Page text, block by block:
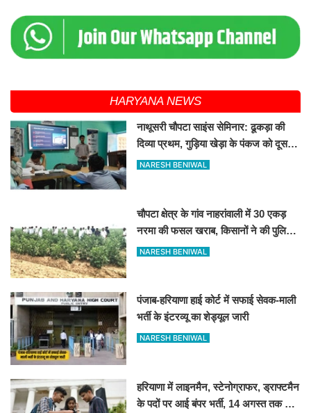
HARYANA NEWS
नाथूसरी चौपटा साइंस सेमिनार: ढूकड़ा की
दिव्या प्रथम, गुड़िया खेड़ा के पंकज को दूसरा
स्थान
NARESH BENIWAL
चौपटा क्षेत्र के गांव नाहरांवाली में 30 एकड़
नरमा की फसल खराब, किसानों ने की पुलिस
व कृषि विभाग से जांच की मांग
NARESH BENIWAL
पंजाब-हरियाणा हाई कोर्ट में सफाई सेवक-माली
भर्ती के इंटरव्यू का शेड्यूल जारी
NARESH BENIWAL
हरियाणा में लाइनमैन, स्टेनोग्राफर, ड्राफ्टमैन
के पदों पर आई बंपर भर्ती, 14 अगस्त तक करें